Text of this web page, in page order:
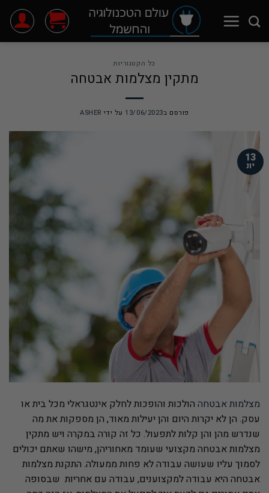
כל הקטגוריות
מתקין מצלמות אבטחה
פורסם ב13/06/2023 על ידי ASHER
13
יונ
מצלמות אבטחה הולכות והופכות לחלק אינטגראלי מכל בית או
עסק. הן לא יקרות היום והן יעילות מאוד, הן מספקות את מה
שנדרש מהן והן קלות לתפעול. כל זה קורה במקרה ויש מתקין
מצלמות אבטחה מקצועי שעומד מאחוריהן, מישהו שאתם יכולים
לסמוך עליו שעושה עבודה לא פחות ממעולה. התקנת מצלמות
אבטחה היא עבודה למקצוענים, עבודה עם אחריות שבסופה